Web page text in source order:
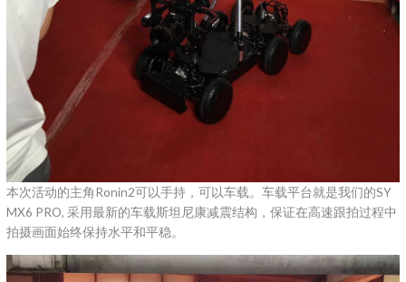
本次活动的主角Ronin2可以手持，可以车载。车载平台就是我们的SY
MX6 PRO, 采用最新的车载斯坦尼康减震结构，保证在高速跟拍过程中
拍摄画面始终保持水平和平稳。